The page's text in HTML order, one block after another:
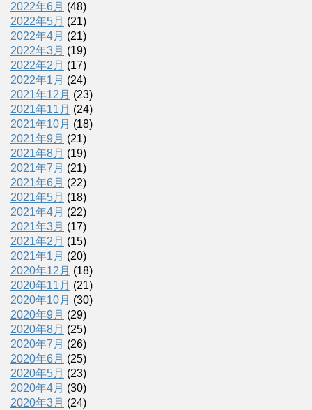
2022年6月 (48)
2022年5月 (21)
2022年4月 (21)
2022年3月 (19)
2022年2月 (17)
2022年1月 (24)
2021年12月 (23)
2021年11月 (24)
2021年10月 (18)
2021年9月 (21)
2021年8月 (19)
2021年7月 (21)
2021年6月 (22)
2021年5月 (18)
2021年4月 (22)
2021年3月 (17)
2021年2月 (15)
2021年1月 (20)
2020年12月 (18)
2020年11月 (21)
2020年10月 (30)
2020年9月 (29)
2020年8月 (25)
2020年7月 (26)
2020年6月 (25)
2020年5月 (23)
2020年4月 (30)
2020年3月 (24)